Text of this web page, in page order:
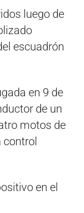
luego de
escuadrón
en 9 de
de un
motos de
control
en el